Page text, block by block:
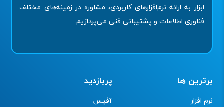
ابزار به ارائه نرم‌افزارهای کاربردی، مشاوره در زمینه‌های مختلف
فناوری اطلاعات و پشتیبانی فنی می‌پردازیم.
برترین ها
نرم افزار
پربازدید
آفیس